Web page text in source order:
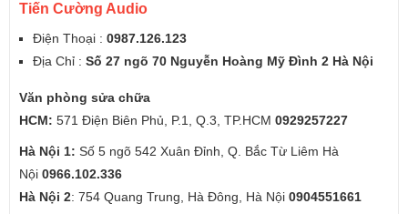
Tiến Cường Audio
Điện Thoại : 0987.126.123
Địa Chỉ : Số 27 ngõ 70 Nguyễn Hoàng Mỹ Đình 2 Hà Nội
Văn phòng sửa chữa
HCM: 571 Điện Biên Phủ, P.1, Q.3, TP.HCM 0929257227
Hà Nội 1: Số 5 ngõ 542 Xuân Đỉnh, Q. Bắc Từ Liêm Hà
Nội 0966.102.336
Hà Nội 2: 754 Quang Trung, Hà Đông, Hà Nội 0904551661